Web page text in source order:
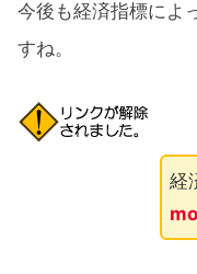
今後も経済指標によ
すね。
経